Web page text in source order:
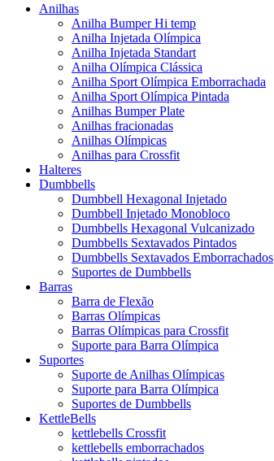
Anilhas
Anilha Bumper Hi temp
Anilha Injetada Olímpica
Anilha Injetada Standart
Anilha Olímpica Clássica
Anilha Sport Olímpica Emborrachada
Anilha Sport Olímpica Pintada
Anilhas Bumper Plate
Anilhas fracionadas
Anilhas Olímpicas
Anilhas para Crossfit
Halteres
Dumbbells
Dumbbell Hexagonal Injetado
Dumbbell Injetado Monobloco
Dumbbells Hexagonal Vulcanizado
Dumbbells Sextavados Pintados
Dumbbells Sextavados Emborrachados
Suportes de Dumbbells
Barras
Barra de Flexão
Barras Olímpicas
Barras Olímpicas para Crossfit
Suporte para Barra Olímpica
Suportes
Suporte de Anilhas Olímpicas
Suporte para Barra Olímpica
Suportes de Dumbbells
KettleBells
kettlebells Crossfit
kettlebells emborrachados